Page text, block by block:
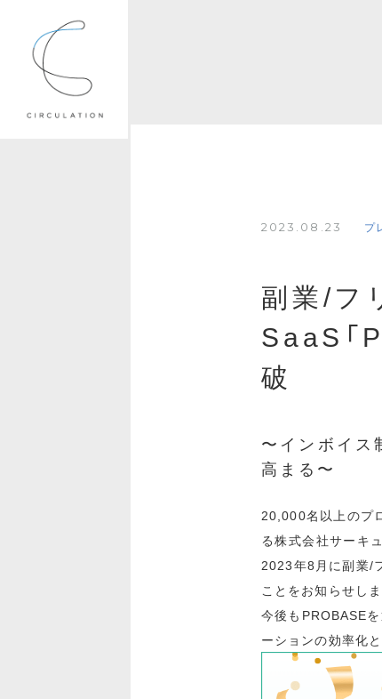
2023.08.23 プ
副業/フ
SaaS「
破
〜インボイス
高まる〜
20,000名以上のプ
る株式会社サーキ
2023年8月に副業/
ことをお知らせしま
今後もPROBASE
ーションの効率化